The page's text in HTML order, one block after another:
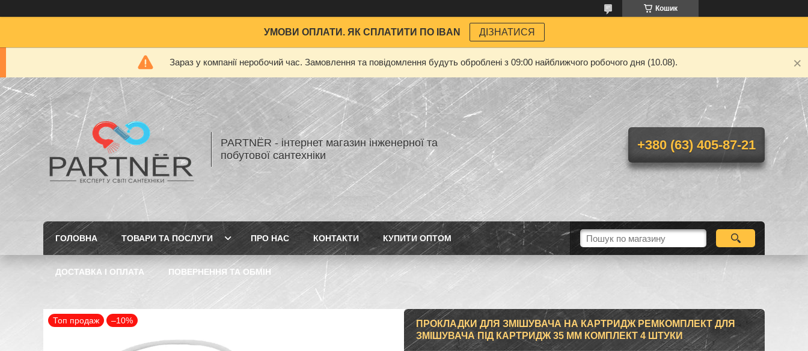
Кошик
УМОВИ ОПЛАТИ. ЯК СПЛАТИТИ ПО IBAN ДІЗНАТИСЯ
Зараз у компанії неробочий час. Замовлення та повідомлення будуть оброблені з 09:00 найближчого робочого дня (10.08).
PARTNЁR - інтернет магазин інженерної та
побутової сантехніки
+380 (63) 405-87-21
ГОЛОВНА ТОВАРИ ТА ПОСЛУГИ ПРО НАС КОНТАКТИ КУПИТИ ОПТОМ
ДОСТАВКА І ОПЛАТА ПОВЕРНЕННЯ ТА ОБМІН
Топ продаж –10%
ПРОКЛАДКИ ДЛЯ ЗМІШУВАЧА НА КАРТРИДЖ РЕМКОМПЛЕКТ ДЛЯ
ЗМІШУВАЧА ПІД КАРТРИДЖ 35 ММ КОМПЛЕКТ 4 ШТУКИ